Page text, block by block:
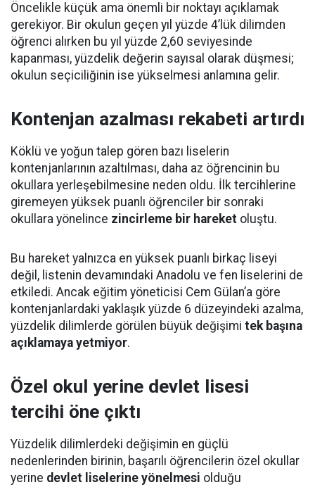
Öncelikle küçük ama önemli bir noktayı açıklamak
gerekiyor. Bir okulun geçen yıl yüzde 4’lük dilimden
öğrenci alırken bu yıl yüzde 2,60 seviyesinde
kapanması, yüzdelik değerin sayısal olarak düşmesi;
okulun seçiciliğinin ise yükselmesi anlamına gelir.
Kontenjan azalması rekabeti artırdı
Köklü ve yoğun talep gören bazı liselerin
kontenjanlarının azaltılması, daha az öğrencinin bu
okullara yerleşebilmesine neden oldu. İlk tercihlerine
giremeyen yüksek puanlı öğrenciler bir sonraki
okullara yönelince zincirleme bir hareket oluştu.
Bu hareket yalnızca en yüksek puanlı birkaç liseyi
değil, listenin devamındaki Anadolu ve fen liselerini de
etkiledi. Ancak eğitim yöneticisi Cem Gülan’a göre
kontenjanlardaki yaklaşık yüzde 6 düzeyindeki azalma,
yüzdelik dilimlerde görülen büyük değişimi tek başına
açıklamaya yetmiyor.
Özel okul yerine devlet lisesi
tercihi öne çıktı
Yüzdelik dilimlerdeki değişimin en güçlü
nedenlerinden birinin, başarılı öğrencilerin özel okullar
yerine devlet liselerine yönelmesi olduğu